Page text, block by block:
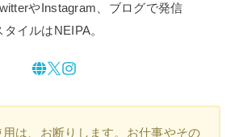
やInstagram、ブログで発信
イルはNEIPA。
は、お断りします。お仕事やその